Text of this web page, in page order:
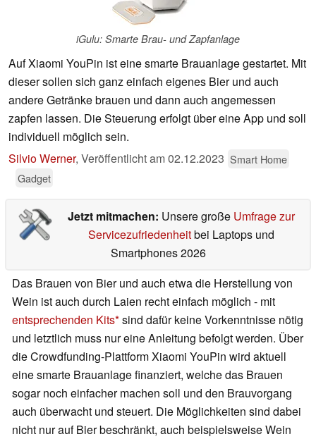
iGulu: Smarte Brau- und Zapfanlage
Auf Xiaomi YouPin ist eine smarte Brauanlage gestartet. Mit
dieser sollen sich ganz einfach eigenes Bier und auch
andere Getränke brauen und dann auch angemessen
zapfen lassen. Die Steuerung erfolgt über eine App und soll
individuell möglich sein.
Silvio Werner, Veröffentlicht am02.12.2023 Smart Home
Gadget
Jetzt mitmachen: Unsere große Umfrage zur
Servicezufriedenheitbei Laptops und
Smartphones 2026
Das Brauen von Bier und auch etwa die Herstellung von
Wein ist auch durch Laien recht einfach möglich - mit
entsprechenden Kits sind dafür keine Vorkenntnisse nötig
und letztlich muss nur eine Anleitung befolgt werden. Über
die Crowdfunding-Plattform Xiaomi YouPin wird aktuell
eine smarte Brauanlage finanziert, welche das Brauen
sogar noch einfacher machen soll und den Brauvorgang
auch überwacht und steuert. Die Möglichkeiten sind dabei
nicht nur auf Bier beschränkt, auch beispielsweise Wein